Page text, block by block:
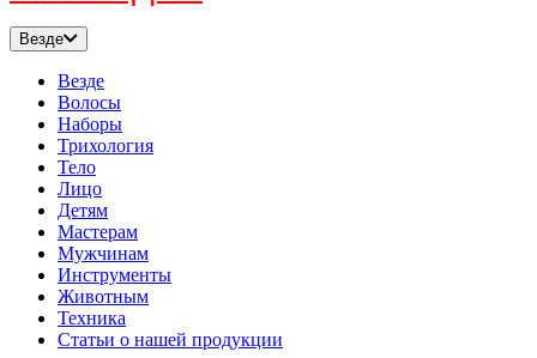
Везде
Везде
Волосы
Наборы
Трихология
Тело
Лицо
Детям
Мастерам
Мужчинам
Инструменты
Животным
Техника
Статьи о нашей продукции